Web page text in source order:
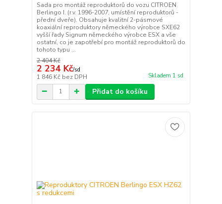
Sada pro montáž reproduktorů do vozu CITROEN
Berlingo I. (r.v. 1996-2007, umístění reproduktorů -
přední dveře). Obsahuje kvalitní 2-pásmové
koaxiální reproduktory německého výrobce SXE62
vyšší řady Signum německého výrobce ESX a vše
ostatní, co je zapotřebí pro montáž reproduktorů do
tohoto typu ...
2 404 Kč
2 234 Kč/sd
1 846 Kč bez DPH Skladem 1 sd
Přidat do košíku